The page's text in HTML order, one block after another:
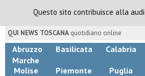
Questo sito contribuisce alla
QUI NEWS TOSCANA quotidiano online
Abruzzo Basilicata Calabria
Marche
Molise
Piemonte Puglia